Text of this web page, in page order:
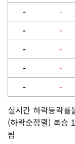
-
-
-
-
-
-
-
-
-
-
실시간 하락등락
(하락순정렬) 복승
됨